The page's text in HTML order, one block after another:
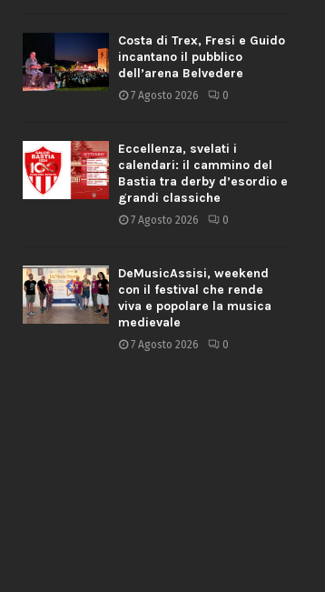
Costa di Trex, Fresi e Guido
incantano il pubblico
dell’arena Belvedere
7 Agosto 2026 0
Eccellenza, svelati i
calendari: il cammino del
Bastia tra derby d’esordio e
grandi classiche
7 Agosto 2026 0
DeMusicAssisi, weekend
con il festival che rende
viva e popolare la musica
medievale
7 Agosto 2026 0